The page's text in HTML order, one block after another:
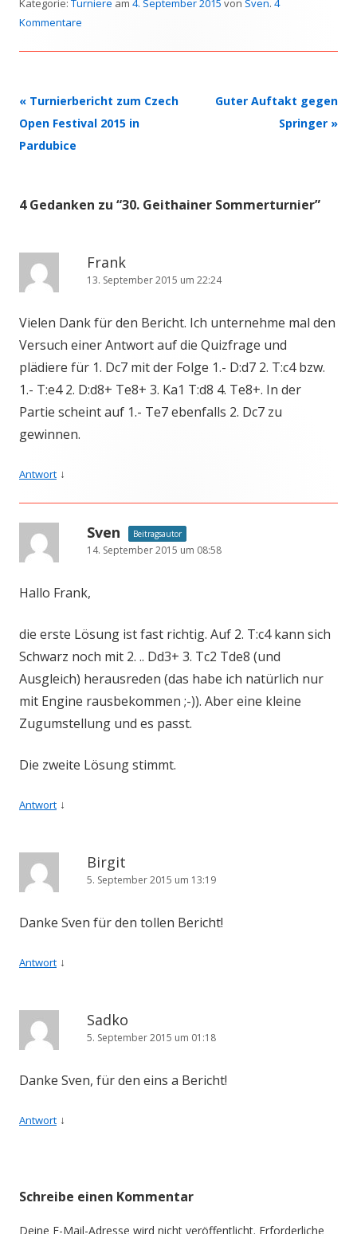
Kategorie: Turniere am 4. September 2015 von Sven. 4
Kommentare
Beitrags-
Navigation
« Turnierbericht zum Czech
Open Festival 2015 in
Pardubice
Guter Auftakt gegen
Springer »
4 Gedanken zu “30. Geithainer Sommerturnier”
Frank
13. September 2015 um 22:24
Vielen Dank für den Bericht. Ich unternehme mal den
Versuch einer Antwort auf die Quizfrage und
plädiere für 1. Dc7 mit der Folge 1.- D:d7 2. T:c4 bzw.
1.- T:e4 2. D:d8+ Te8+ 3. Ka1 T:d8 4. Te8+. In der
Partie scheint auf 1.- Te7 ebenfalls 2. Dc7 zu
gewinnen.
Antwort ↓
Sven Beitragsautor
14. September 2015 um 08:58
Hallo Frank,
die erste Lösung ist fast richtig. Auf 2. T:c4 kann sich
Schwarz noch mit 2. .. Dd3+ 3. Tc2 Tde8 (und
Ausgleich) herausreden (das habe ich natürlich nur
mit Engine rausbekommen ;-)). Aber eine kleine
Zugumstellung und es passt.
Die zweite Lösung stimmt.
Antwort ↓
Birgit
5. September 2015 um 13:19
Danke Sven für den tollen Bericht!
Antwort ↓
Sadko
5. September 2015 um 01:18
Danke Sven, für den eins a Bericht!
Antwort ↓
Schreibe einen Kommentar
Deine E-Mail-Adresse wird nicht veröffentlicht. Erforderliche